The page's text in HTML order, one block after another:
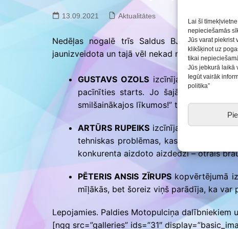
Lai šī
nepieciešamās
Jūs varat piekrist
klikšķinot uz
tikai
Jūs jebkurā laikā
Iegūt vairāk
politika”
realizācija pirmsskolās
13.09.2021 Aktualitātes
Nedēļas nogalē trīs Saldus BJC
jaunizveidota un tajā vēl nekad nebija
GUSTAVS OZOLS izcīnīja 8.vietu
pacīnīties starts. Jo šajā trasē starta
smilšainākajos līkumos!” tā par
ARTŪRS RUPEIKS izcīnīja 12.vietu
tehniskas problēmas, kas liedza
konkurenta aizdoto aizdedzi – otrais
PĒTERIS ANSIS ZĪRUPSkopvērtējumā
mīļākās, bet šoreiz viņš parādīja, ka
Lepojamies. Paldies Motopulciņa dalībniekiem
[ngg src=”galleries” ids=”31″